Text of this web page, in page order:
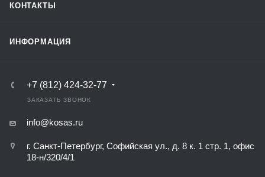
КОНТАКТЫ
ИНФОРМАЦИЯ
+7 (812) 424-32-77
ЗАКАЗАТЬ ЗВОНОК
info@kosas.ru
г. Санкт-Петербург, Софийская ул., д. 8 к. 1 стр. 1, офис
18-н/320/4/1